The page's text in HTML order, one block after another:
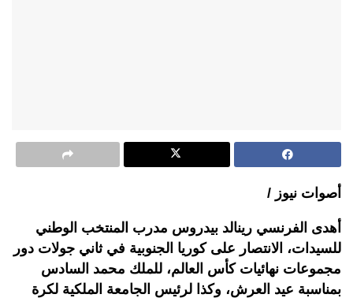
أصوات نيوز /
أهدى الفرنسي رينالد بيدروس مدرب المنتخب الوطني
للسيدات، الانتصار على كوريا الجنوبية في ثاني جولات دور
مجموعات نهائيات كأس العالم، للملك محمد السادس
بمناسبة عيد العرش، وكذا لرئيس الجامعة الملكية لكرة